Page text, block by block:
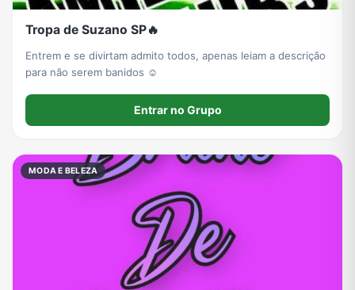
Tropa de Suzano SP🔥
Entrem e se divirtam admito todos, apenas leiam a descrição
para não serem banidos ☺️
Entrar no Grupo
MODA E BELEZA